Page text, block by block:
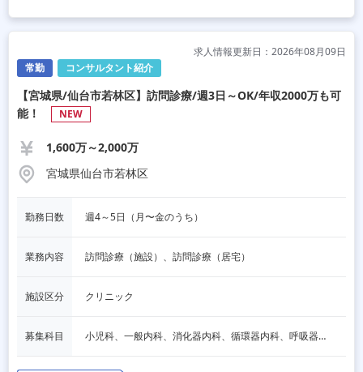
常勤 コンサルタント紹介
求人情報更新日：2026年08月09日
【宮城県/仙台市若林区】訪問診療/週3日～OK/年収2000万も可
能！
NEW
1,600万～2,000万
宮城県仙台市若林区
勤務日数 週4～5日（月〜金のうち）
業務内容 訪問診療（施設）、訪問診療（居宅）
施設区分 クリニック
募集科目 小児科、一般内科、消化器内科、循環器内科、呼吸器内科、血液内科、心療内科、脳神経内科、内分泌内科、老人内科、一般外科、消化器外科、心臓外科、呼吸器外科、脳神経外科、整形外科、形成外科、リハビリテーション科、婦人科、精神科、泌尿器科、その他